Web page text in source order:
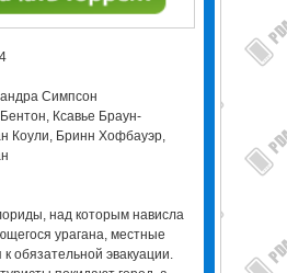
Симпсон
Ксавье Браун-
Коули, Бринн Хофбауэр,
над которым нависла
урагана, местные
к обязательной эвакуации.